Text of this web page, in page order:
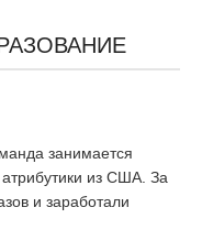
занимается
атрибутики из США. За
и заработали